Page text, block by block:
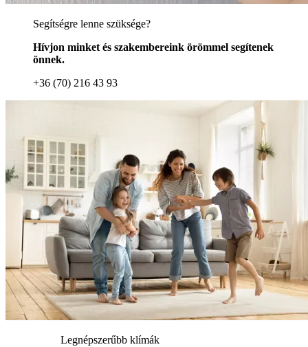
Segítségre lenne szüksége?
Hívjon minket és szakembereink örömmel segítenek
önnek.
+36 (70) 216 43 93
Legnépszerűbb klímák